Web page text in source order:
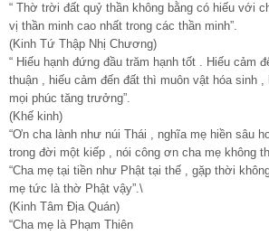
“ Thờ trời đất quỷ thần không bằng có hiếu với
vị thần minh cao nhất trong các thần minh”.
(Kinh Tứ Thập Nhị Chương)
“ Hiếu hạnh đứng đầu trăm hạnh tốt . Hiếu cảm
thuận , hiếu cảm đến đất thì muôn vật hóa sinh
mọi phúc tăng trưởng”.
(Khế kinh)
“Ơn cha lành như núi Thái , nghĩa mẹ hiền sâu
trong đời một kiếp , nói công ơn cha mẹ không
“Cha mẹ tại tiền như Phật tại thế , gặp thời
mẹ tức là thờ Phật vậy”.\
(Kinh Tâm Địa Quán)
“Cha mẹ là Phạm Thiên